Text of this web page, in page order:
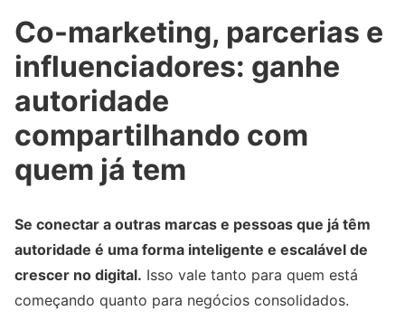
Co-marketing, parcerias e
influenciadores: ganhe
autoridade
compartilhando com
quem já tem
Se conectar a outras marcas e pessoas que já têm
autoridade é uma forma inteligente e escalável de
crescer no digital. Isso vale tanto para quem está
começando quanto para negócios consolidados.